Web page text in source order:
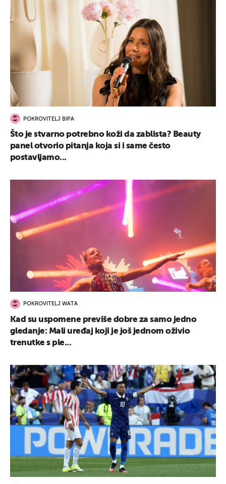
POKROVITELJ BIPA
Što je stvarno potrebno koži da zablista? Beauty
panel otvorio pitanja koja si i same često
postavljamo...
POKROVITELJ WATA
Kad su uspomene previše dobre za samo jedno
gledanje: Mali uređaj koji je još jednom oživio
trenutke s ple...